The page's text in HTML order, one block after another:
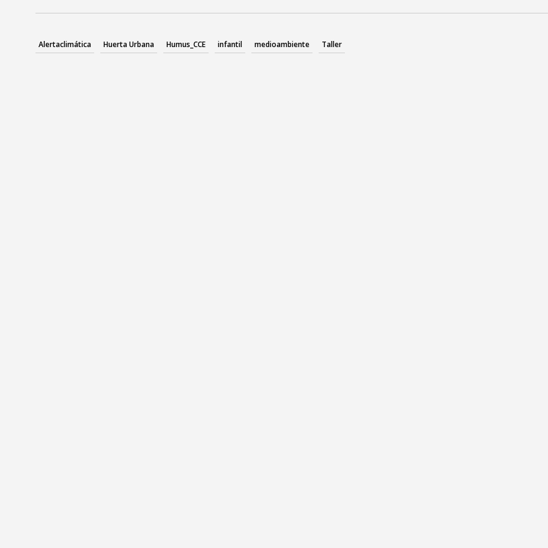
Alertaclimática Huerta Urbana Humus_CCE infantil medioambiente Taller